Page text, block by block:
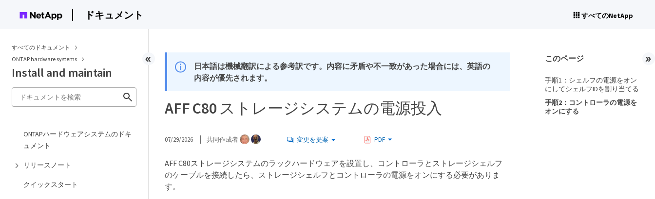
ドキュメント すべてのNetApp
すべてのドキュメント
ONTAP hardware systems
Install and maintain
ONTAPハードウェアシステムのドキ
ュメント
リリースノート
クイックスタート
日本語は機械翻訳による参考訳です。内容に矛盾や不一致があった場合には、英語の
内容が優先されます。
AFF C80 ストレージシステムの電源投入
07/29/2026 共同作成者 変更を提案 PDF
AFF C80ストレージシステムのラックハードウェアを設置し、コントローラとストレージシェルフ
のケーブルを接続したら、ストレージシェルフとコントローラの電源をオンにする必要がありま
す。
このページ
手順1：シェルフの電源をオン
にしてシェルフIDを割り当てる
手順2：コントローラの電源を
オンにする